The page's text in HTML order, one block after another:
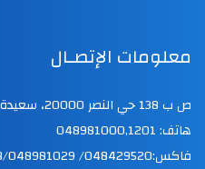
معلومات الإتصـال
ص ب 138 حي النصر 20000، سعيدة، الجزائر
هاتف: 048981000,1201
فاكس:048429520/ 048981028/048981029